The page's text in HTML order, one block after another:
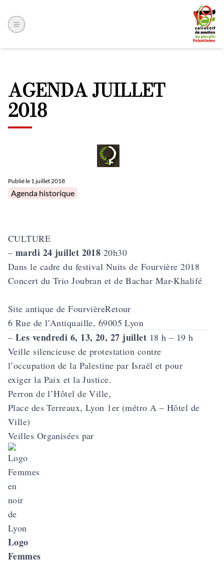
AGENDA JUILLET
2018
Publié le 1 juillet 2018
Posted in
Agenda historique
CULTURE
– mardi 24 juillet 2018 20h30
Dans le cadre du festival Nuits de Fourvière 2018
Concert du Trio Joubran et de Bachar Mar-Khalifé
Site antique de FourvièreRetour
6 Rue de l’Antiquaille, 69005 Lyon
– Les vendredi 6, 13, 20, 27 juillet 18 h – 19 h
Veille silencieuse de protestation contre
l’occupation de la Palestine par Israël et pour
exiger la Paix et la Justice.
Perron de l’Hôtel de Ville,
Place des Terreaux, Lyon 1er (métro A – Hôtel de
Ville)
Veilles Organisées par
Logo
Femmes